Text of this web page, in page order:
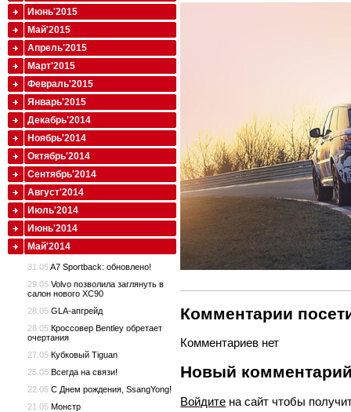
Комментарии
Комментариев нет
Новый
Войдите на сайт чтобы
Июнь'2015
Май'2015
Апрель'2015
Март'2015
Февраль'2015
Январь'2015
Декабрь'2014
Ноябрь'2014
Октябрь'2014
Сентябрь'2014
Август'2014
Июль'2014
Июнь'2014
Май'2014
31.05A7 Sportback: обновлено!
29.05 Volvo позволила заглянуть в
салон нового XC90
28.05 GLA-апгрейд
28.05 Кроссовер Bentley обретает
очертания
27.05 Кубковый Tiguan
25.05 Всегда на связи!
22.05 С Днем рождения, SsangYong!
21.05 Монстр